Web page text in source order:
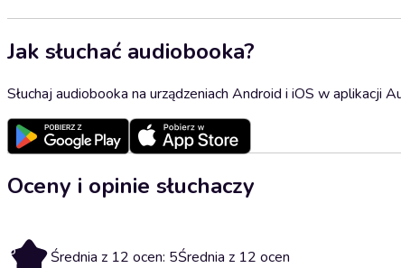
Jak słuchać audiobooka?
Słuchaj audiobooka na urządzeniach Android i iOS w aplikacji
Oceny i opinie słuchaczy
5 Średnia z 12 ocen: 5Średnia z 12 ocen